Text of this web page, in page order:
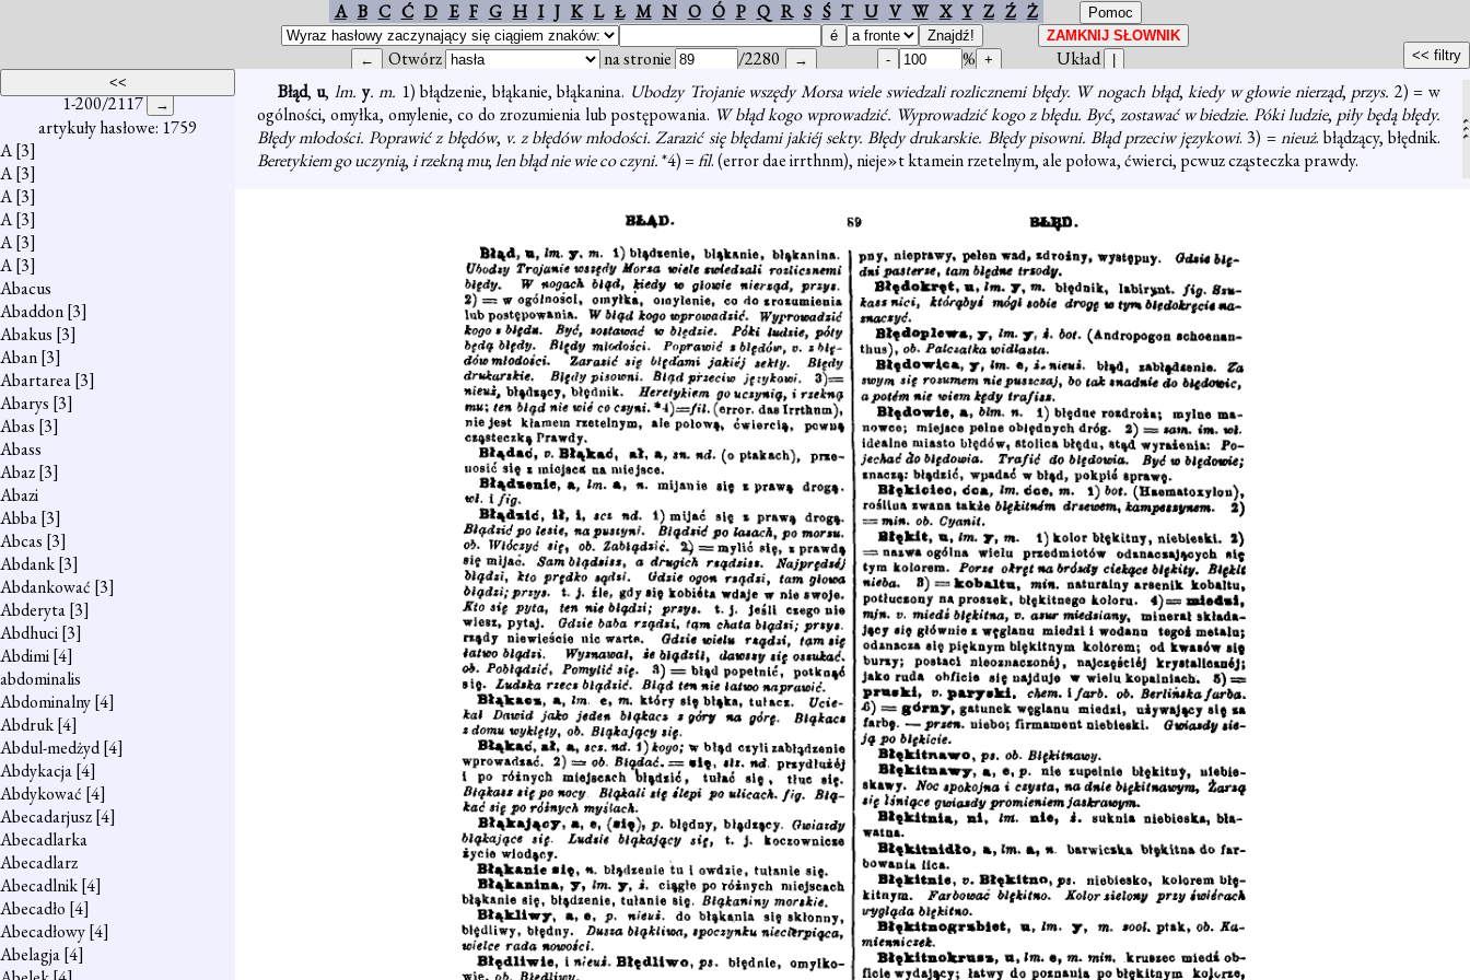
A B C Ć D E F G H I J K L Ł M N O Ó P Q R S Ś T U V W X Y Z Ź Ż
Otwórz na stronie /2280 %
Układ
1-200/2117
artykuły hasłowe: 1759
A[3]
A[3]
A[3]
A[3]
A[3]
A[3]
Abacus
Abaddon[3]
Abakus [3]
Aban[3]
Abartarea[3]
Abarys [3]
Abas [3]
Abass
Abaz[3]
Abazi
Abba[3]
Abcas [3]
Abdank[3]
Abdankować [3]
Abderyta[3]
Abdhuci[3]
Abdimi[4]
abdominalis
Abdominalny[4]
Abdruk[4]
Abdul-medżyd[4]
Abdykacja[4]
Abdykować [4]
Abecadarjusz[4]
Abecadlarka
Abecadlarz
Abecadlnik[4]
Abecadło [4]
Abecadłowy[4]
Abelagja[4]
Błąd, u,lm. y. m. 1) błądzenie, błąkanie, błąkanina. Ubodzy Trojanie wszędy Morsa wiele swiedzali rozlicznemi błędy. W nogach błąd,kiedy w głowie nierząd, przys. 2) = w
ogólności, omyłka, omylenie, co do zrozumienia lub postępowania. W błąd kogo wprowadzić. Wyprowadzić kogo z błędu. Być, zostawać w biedzie. Póki ludzie, piły będą błędy.
Błędy młodości. Poprawić z błędów, v. z błędów młodości. Zarazić się błędami jakiéj sekty. Błędy drukarskie. Błędy pisowni. Błąd przeciw językowi. 3) =nieuż. błądzący, błędnik.
Beretykiem go uczynią,i rzekną mu;len błąd nie wie co czyni.*4) =fil. (error dae irrthnm), nieje»t ktamein rzetelnym, ale połowa, ćwierci, pcwuz cząsteczka prawdy.